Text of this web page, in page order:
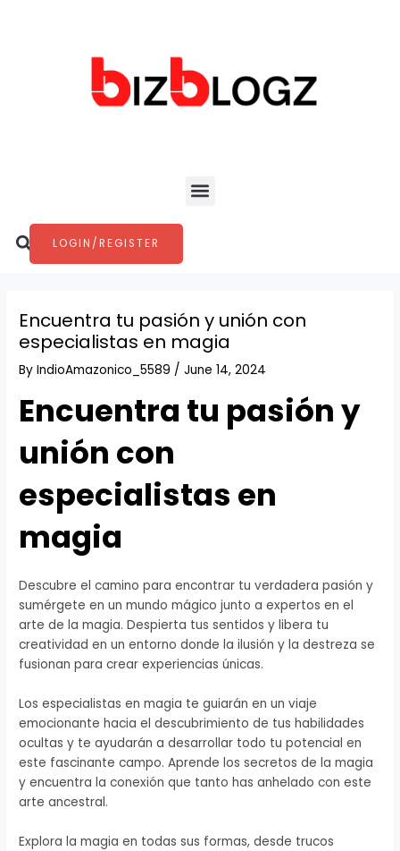
Menu
Search
LOGIN/REGISTER
Encuentra tu pasión y unión con
especialistas en magia
ByIndioAmazonico_5589 /June 14, 2024
Encuentra tu pasión y
unión con
especialistas en
magia
Descubre el camino para encontrar tu verdadera pasión y
sumérgete en un mundo mágico junto a expertos en el
arte de la magia. Despierta tus sentidos y libera tu
creatividad en un entorno donde la ilusión y la destreza se
fusionan para crear experiencias únicas.
Los especialistas en magia te guiarán en un viaje
emocionante hacia el descubrimiento de tus habilidades
ocultas y te ayudarán a desarrollar todo tu potencial en
este fascinante campo. Aprende los secretos de la magia
y encuentra la conexión que tanto has anhelado con este
arte ancestral.
Explora la magia en todas sus formas, desde trucos